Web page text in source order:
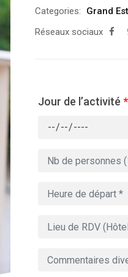
Categories: Grand Est
Réseaux sociaux
Jour de l’activité *